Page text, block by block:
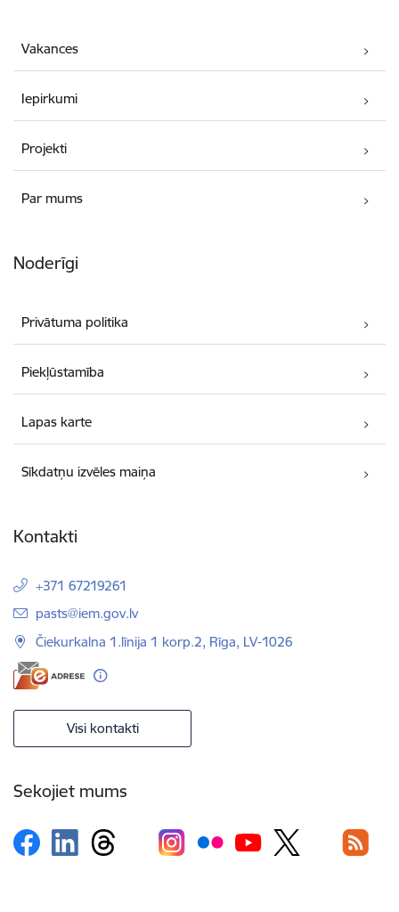
Vakances
Iepirkumi
Projekti
Par mums
Noderīgi
Privātuma politika
Piekļūstamība
Lapas karte
Sīkdatņu izvēles maiņa
Kontakti
+371 67219261
E-pasts:
pasts@iem.gov.lv
Čiekurkalna 1.līnija 1 korp.2, Rīga, LV-1026
Visi kontakti
Sekojiet mums